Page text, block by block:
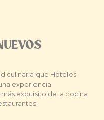
culinaria que Hoteles
experiencia
exquisito de la cocina